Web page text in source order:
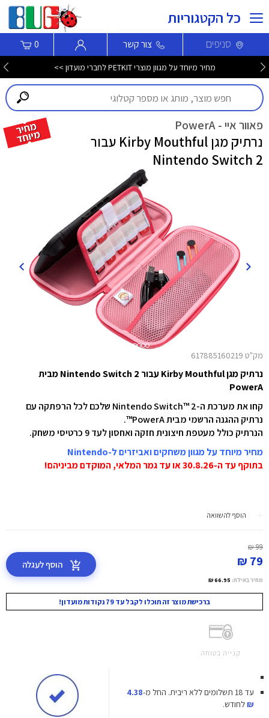
כל הקטגוריות
סניפים צור קשר 0
מחיר מיוחד על מגוון מוצרי PETKIT לחברי מועדון >>
פאוור איי - PowerA
נרתיק מגן Kirby Mouthful עבור
Nintendo Switch 2
מק"ט 617885160219
נרתיק מגן Kirby Mouthful עבור Nintendo Switch 2 מבית
PowerA
קחו את מערכת ה-Nintendo Switch™ 2 שלכם לכל הרפתקה עם
נרתיק ההגנה הרשמי מבית PowerA™.
הנרתיק כולל מעטפת חיצונית חזקה ואחסון לעד 9 כרטיסי משחק.
מחיר מיוחד על מגוון משחקים ואביזרים ל-Nintendo
בתוקף עד ה-30.8.26 או עד גמר המלאי, המוקדם מביניהם!
הוסף להשוואה
99 ₪
79 ₪
מחיר באילת: 66.95 ₪
הוסף לעגלה
ברכישת מוצר זה תוכלו לקבל עד 79 נקודות מועדון!
קנייה בטוחה
עד 18 תשלומים ללא ריבית. החל מ-4.38
₪לחודש.